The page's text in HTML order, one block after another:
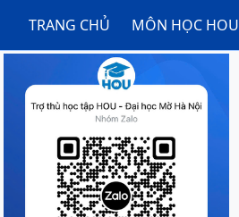
TRANG CHỦ MÔN HỌC HOU